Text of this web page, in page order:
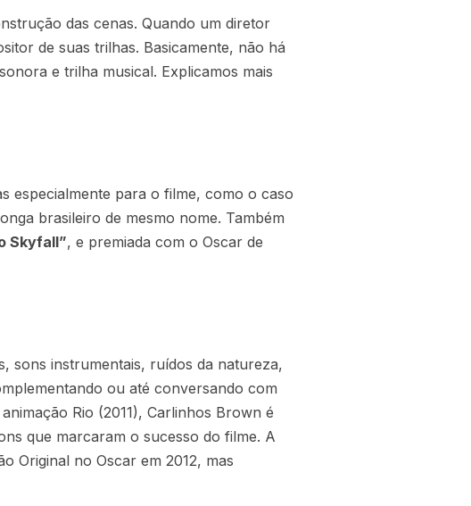
das cenas. Quando um diretor
de suas trilhas. Basicamente, não há
e trilha musical. Explicamos mais
especialmente para o filme, como o caso
brasileiro de mesmo nome. Também
Skyfall”, e premiada com o Oscar de
sons instrumentais, ruídos da natureza,
ou até conversando com
Rio (2011), Carlinhos Brown é
que marcaram o sucesso do filme. A
Original no Oscar em 2012, mas